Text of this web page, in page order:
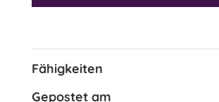
Fähigkeiten
Gepostet am